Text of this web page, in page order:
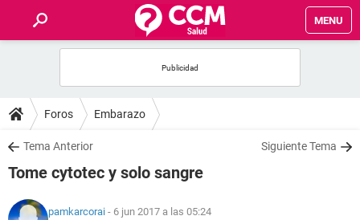
MENU
FOROS
SALUD
Foros Embarazo
Tema Anterior Siguiente Tema
Tome cytotec y solo sangre
pamkarcorai - 6 jun 2017 a las 05:24